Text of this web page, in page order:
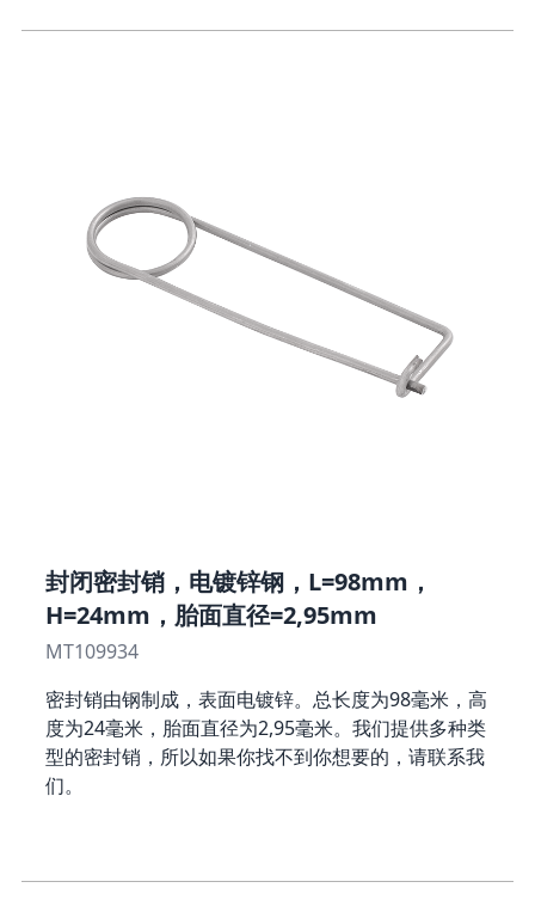
封闭密封销，电镀锌钢，L=98mm，
H=24mm，胎面直径=2,95mm
MT109934
密封销由钢制成，表面电镀锌。总长度为98毫米，高
度为24毫米，胎面直径为2,95毫米。我们提供多种类
型的密封销，所以如果你找不到你想要的，请联系我
们。